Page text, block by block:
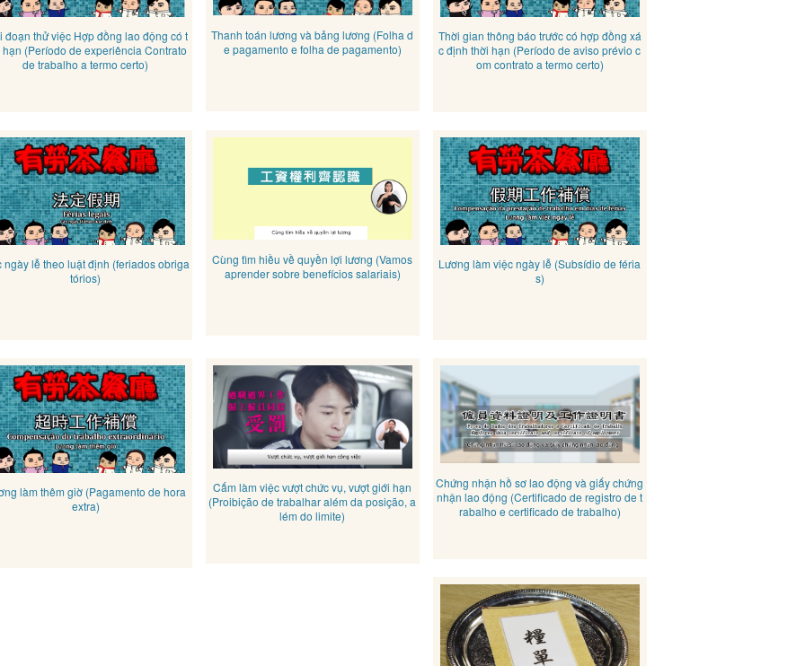
đoạn thử việc Hợp đồng lao động có t
(Período de experiência Contrato
de trabalho a termo certo)
Thanh toán lương và bảng lương (Folha d
e pagamento e folha de pagamento)
Thời gian thông báo trước có hợp đồng xá
c định thời hạn (Período de aviso prévio c
om contrato a termo certo)
ngày lễ theo luật định (feriados obriga
tórios)
Cùng tìm hiều về quyền lợi lương (Vamos
aprender sobre benefícios salariais)
Lương làm việc ngày lễ (Subsídio de féria
s)
làm thêm giờ (Pagamento de hora
extra)
Cấm làm việc vượt chức vụ, vượt giới hạn
(Proibição de trabalhar além da posição, a
lém do limite)
Chứng nhận hồ sơ lao động và giấy chứng
nhận lao động (Certificado de registro de t
rabalho e certificado de trabalho)